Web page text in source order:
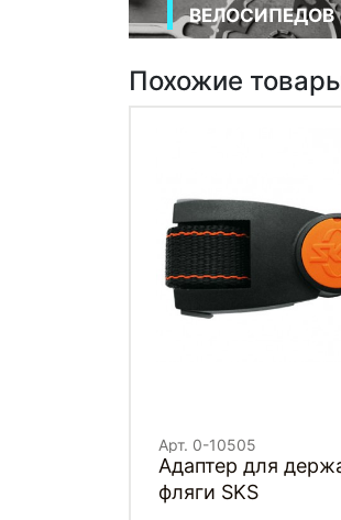
ВЕЛОСИПЕДОВ
Похожие
Арт. 0-10505
Адаптер для
фляги SKS